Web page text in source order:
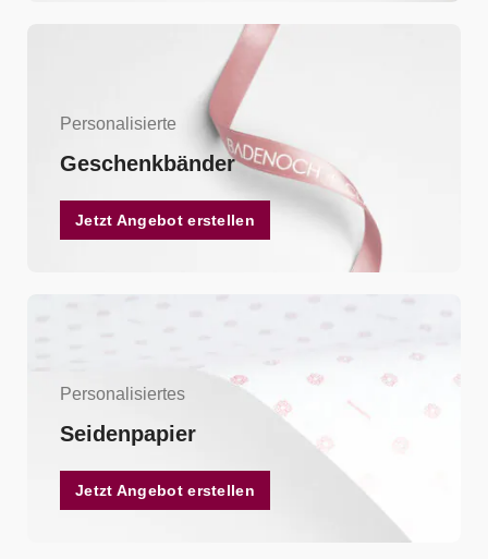
Personalisierte
Geschenkbänder
Jetzt Angebot erstellen
Personalisiertes
Seidenpapier
Jetzt Angebot erstellen